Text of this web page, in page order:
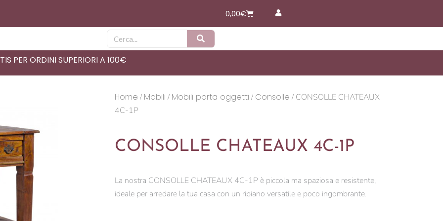
0,00€Carrello
Cerca
PER ORDINI SUPERIORI A 100€
Home /Mobili /Mobili porta oggetti /Consolle / CONSOLLE CHATEAUX
4C-1P
CONSOLLE CHATEAUX 4C-1P
La nostra CONSOLLE CHATEAUX 4C-1P è piccola ma spaziosa e resistente,
ideale per arredare la tua casa con un ripiano versatile e poco ingombrante.